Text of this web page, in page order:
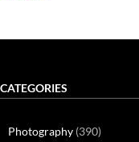
CATEGORIES
Photography (390)